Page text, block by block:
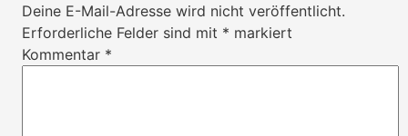
Deine E-Mail-Adresse wird nicht veröffentlicht.
Erforderliche Felder sind mit * markiert
Kommentar *